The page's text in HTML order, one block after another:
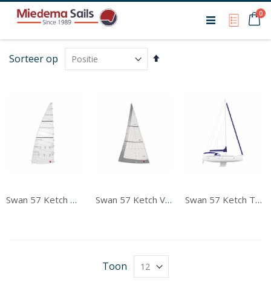
My0
Sorteer op
Van
Swan 57 Ketch Grootzeil Swan 57 Ketch Voorzeil Swan 57 Ketch Tentwerk
Toon